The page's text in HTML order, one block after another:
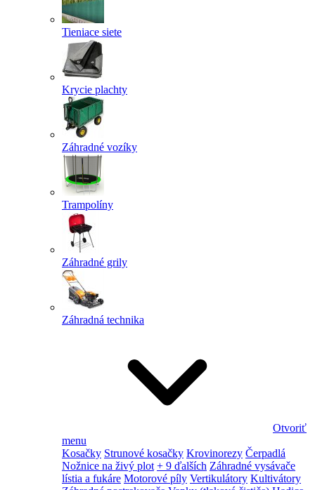
Tieniace siete
Krycie plachty
Záhradné vozíky
Trampolíny
Záhradné grily
Záhradná technika
Otvoriť
menu
Kosačky Strunové kosačky Krovinorezy Čerpadlá
Nožnice na živý plot + 9 ďalších Záhradné vysávače
lístia a fukáre Motorové píly Vertikulátory Kultivátory